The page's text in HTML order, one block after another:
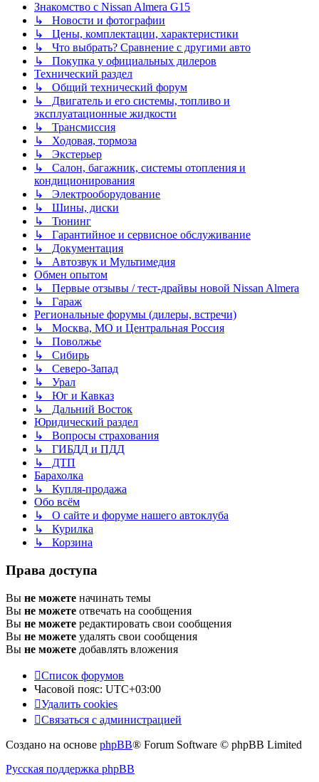
Знакомство с Nissan Almera G15
↳ Новости и фотографии
↳ Цены, комплектации, характеристики
↳ Что выбрать? Сравнение с другими авто
↳ Покупка у официальных дилеров
Технический раздел
↳ Общий технический форум
↳ Двигатель и его системы, топливо и
эксплуатационные жидкости
↳ Трансмиссия
↳ Ходовая, тормоза
↳ Экстерьер
↳ Салон, багажник, системы отопления и
кондиционирования
↳ Электрооборудование
↳ Шины, диски
↳ Тюнинг
↳ Гарантийное и сервисное обслуживание
↳ Документация
↳ Автозвук и Мультимедия
Обмен опытом
↳ Первые отзывы / тест-драйвы новой Nissan Almera
↳ Гараж
Региональные форумы (дилеры, встречи)
↳ Москва, МО и Центральная Россия
↳ Поволжье
↳ Сибирь
↳ Северо-Запад
↳ Урал
↳ Юг и Кавказ
↳ Дальний Восток
Юридический раздел
↳ Вопросы страхования
↳ ГИБДД и ПДД
↳ ДТП
Барахолка
↳ Купля-продажа
Обо всём
↳ О сайте и форуме нашего автоклуба
↳ Курилка
↳ Корзина
Права доступа
Вы не можете начинать темы
Вы не можете отвечать на сообщения
Вы не можете редактировать свои сообщения
Вы не можете удалять свои сообщения
Вы не можете добавлять вложения
Список форумов
Часовой пояс: UTC+03:00
Удалить cookies
Связаться с администрацией
Создано на основе phpBB® Forum Software © phpBB Limited
Русская поддержка phpBB